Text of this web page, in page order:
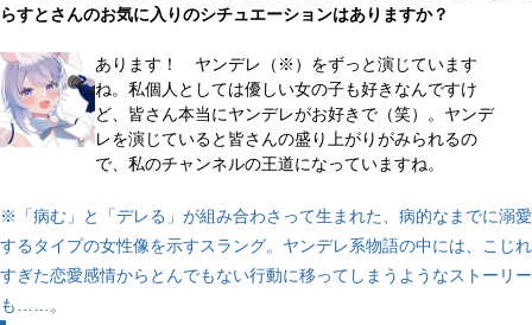
らすとさんのお気に入りのシチュエーションはありますか？
あります！ ヤンデレ（※）をずっと演じています
ね。私個人としては優しい女の子も好きなんですけ
ど、皆さん本当にヤンデレがお好きで（笑）。ヤンデ
レを演じていると皆さんの盛り上がりがみられるの
で、私のチャンネルの王道になっていますね。
※「病む」と「デレる」が組み合わさって生まれた、病的なまでに溺愛
するタイプの女性像を示すスラング。ヤンデレ系物語の中には、こじれ
すぎた恋愛感情からとんでもない行動に移ってしまうようなストーリー
も……。